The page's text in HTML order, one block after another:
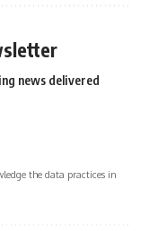
news delivered
the data practices in